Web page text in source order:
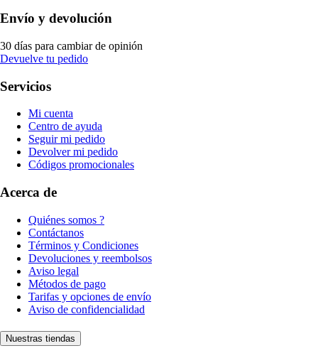
Envío y devolución
30 días para cambiar de opinión
Devuelve tu pedido
Servicios
Mi cuenta
Centro de ayuda
Seguir mi pedido
Devolver mi pedido
Códigos promocionales
Acerca de
Quiénes somos ?
Contáctanos
Términos y Condiciones
Devoluciones y reembolsos
Aviso legal
Métodos de pago
Tarifas y opciones de envío
Aviso de confidencialidad
Nuestras tiendas